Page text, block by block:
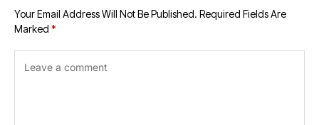
Your Email Address Will Not Be Published. Required Fields Are
Marked *